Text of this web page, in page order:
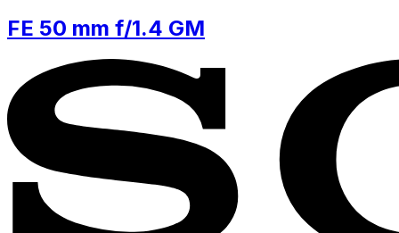
FE 50 mm f/1.4 GM